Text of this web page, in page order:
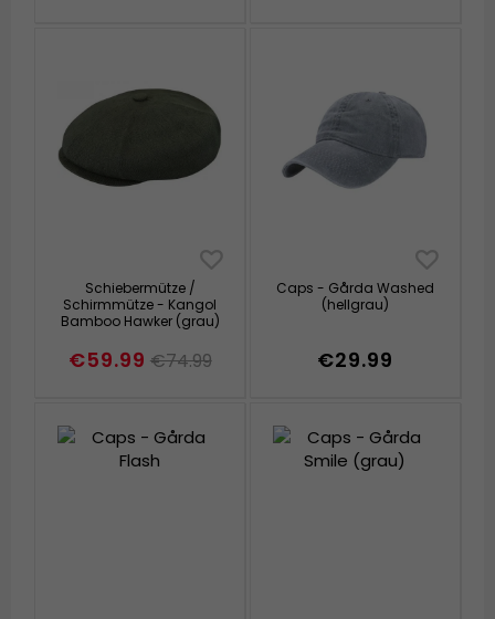
Schiebermütze /
Schirmmütze - Kangol
Bamboo Hawker (grau)
€59.99 €74.99
Caps - Gårda Washed
(hellgrau)
€29.99